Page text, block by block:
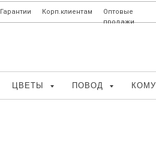
Гарантии Корп.клиентам
Оптовые
продажи
ЦВЕТЫ ПОВОД КОМУ